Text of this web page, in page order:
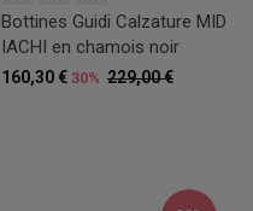
Bottines Guidi Calzature MID
IACHI en chamois noir
229,00 €
160,30 € 30%